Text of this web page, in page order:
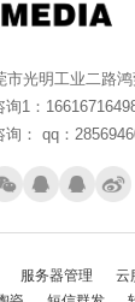
市光明工业二路
询1：
询： qq：
服务器管理 云